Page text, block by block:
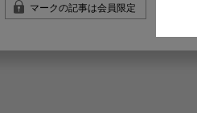
マークの記事は会員限定